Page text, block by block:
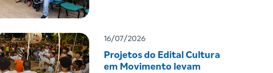
16/07/2026
Projetos do Edital Cultura
em Movimento levam